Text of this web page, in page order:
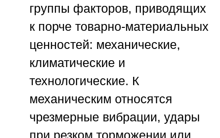
группы факторов, приводящих
к порче товарно-материальных
ценностей: механические,
климатические и
технологические. К
механическим относятся
чрезмерные вибрации, удары